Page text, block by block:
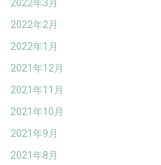
2022年3月
2022年2月
2022年1月
2021年12月
2021年11月
2021年10月
2021年9月
2021年8月